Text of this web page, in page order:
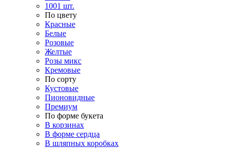
1001 шт.
По цвету
Красные
Белые
Розовые
Желтые
Розы микс
Кремовые
По сорту
Кустовые
Пионовидные
Премиум
По форме букета
В корзинах
В форме сердца
В шляпных коробках